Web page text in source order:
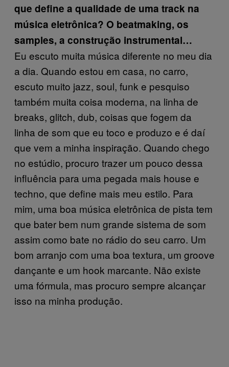
que define a qualidade de uma track na
música eletrônica? O beatmaking, os
samples, a construção instrumental…
Eu escuto muita música diferente no meu dia
a dia. Quando estou em casa, no carro,
escuto muito jazz, soul, funk e pesquiso
também muita coisa moderna, na linha de
breaks, glitch, dub, coisas que fogem da
linha de som que eu toco e produzo e é daí
que vem a minha inspiração. Quando chego
no estúdio, procuro trazer um pouco dessa
influência para uma pegada mais house e
techno, que define mais meu estilo. Para
mim, uma boa música eletrônica de pista tem
que bater bem num grande sistema de som
assim como bate no rádio do seu carro. Um
bom arranjo com uma boa textura, um groove
dançante e um hook marcante. Não existe
uma fórmula, mas procuro sempre alcançar
isso na minha produção.